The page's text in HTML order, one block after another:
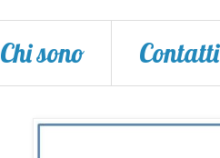
Chi sono Contatti